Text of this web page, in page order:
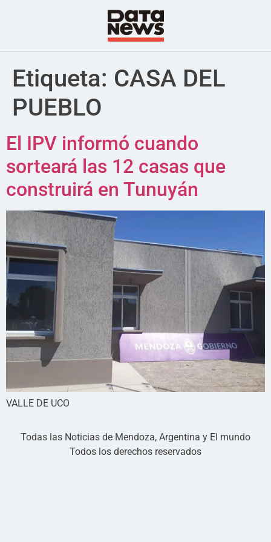
Etiqueta: CASA DEL
PUEBLO
El IPV informó cuando
sorteará las 12 casas que
construirá en Tunuyán
VALLE DE UCO
Todas las Noticias de Mendoza, Argentina y El mundo
Todos los derechos reservados